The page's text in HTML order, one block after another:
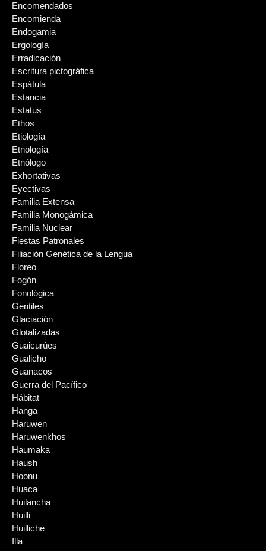
Encomendados
Encomienda
Endogamia
Ergología
Erradicación
Escritura pictográfica
Espátula
Estancia
Estatus
Ethos
Etiología
Etnología
Etnólogo
Exhortativas
Eyectivas
Familia Extensa
Familia Monogámica
Familia Nuclear
Fiestas Patronales
Filiación Genética de la Lengua
Floreo
Fogón
Fonológica
Gentiles
Glaciación
Glotalizadas
Guaicurúes
Gualicho
Guanacos
Guerra del Pacífico
Hábitat
Hanga
Haruwen
Haruwenkhos
Haumaka
Haush
Hoonu
Huaca
Huilancha
Huilli
Huilliche
Illa